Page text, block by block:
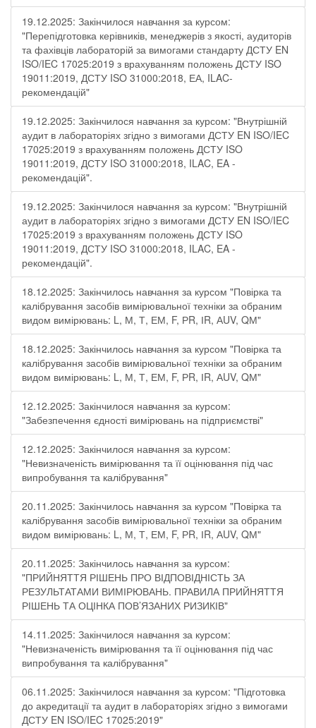
19.12.2025: Закінчилося навчання за курсом:
"Перепідготовка керівників, менеджерів з якості, аудиторів
та фахівців лабораторій за вимогами стандарту ДСТУ EN
ISO/IEC 17025:2019 з врахуванням положень ДСТУ ISO
19011:2019, ДСТУ ISO 31000:2018, ЕА, ILAC-
рекомендацій"
19.12.2025: Закінчилося навчання за курсом: "Внутрішній
аудит в лабораторіях згідно з вимогами ДСТУ EN ISO/IEC
17025:2019 з врахуванням положень ДСТУ ISO
19011:2019, ДСТУ ISO 31000:2018, ILAC, EA -
рекомендацій".
19.12.2025: Закінчилося навчання за курсом: "Внутрішній
аудит в лабораторіях згідно з вимогами ДСТУ EN ISO/IEC
17025:2019 з врахуванням положень ДСТУ ISO
19011:2019, ДСТУ ISO 31000:2018, ILAC, EA -
рекомендацій".
18.12.2025: Закінчилось навчання за курсом "Повірка та
калібрування засобів вимірювальної техніки за обраним
видом вимірювань: L, М, Т, ЕМ, F, РR, ІR, АUV, QМ"
18.12.2025: Закінчилось навчання за курсом "Повірка та
калібрування засобів вимірювальної техніки за обраним
видом вимірювань: L, М, Т, ЕМ, F, РR, ІR, АUV, QМ"
12.12.2025: Закінчилося навчання за курсом:
"Забезпечення єдності вимірювань на підприємстві"
12.12.2025: Закінчилося навчання за курсом:
"Невизначеність вимірювання та її оцінювання під час
випробування та калібрування"
20.11.2025: Закінчилось навчання за курсом "Повірка та
калібрування засобів вимірювальної техніки за обраним
видом вимірювань: L, М, Т, ЕМ, F, РR, ІR, АUV, QМ"
20.11.2025: Закінчилось навчання за курсом:
"ПРИЙНЯТТЯ РІШЕНЬ ПРО ВІДПОВІДНІСТЬ ЗА
РЕЗУЛЬТАТАМИ ВИМІРЮВАНЬ. ПРАВИЛА ПРИЙНЯТТЯ
РІШЕНЬ ТА ОЦІНКА ПОВ’ЯЗАНИХ РИЗИКІВ"
14.11.2025: Закінчилося навчання за курсом:
"Невизначеність вимірювання та її оцінювання під час
випробування та калібрування"
06.11.2025: Закінчилося навчання за курсом: "Підготовка
до акредитації та аудит в лабораторіях згідно з вимогами
ДСТУ EN ISO/IEC 17025:2019"